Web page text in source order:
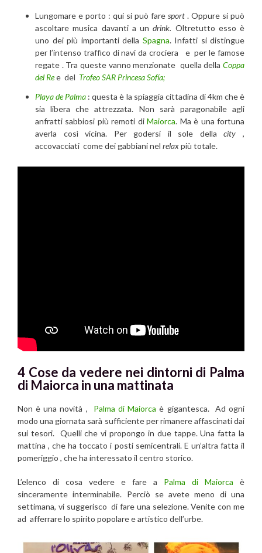
Lungomare e porto : qui si può fare sport . Oppure si può
ascoltare musica davanti a undrink. Oltretutto esso è
uno dei più importanti della Spagna. Infatti si distingue
per l’intenso traffico di navi da crociera e per le famose
regate . Tra queste vanno menzionate quella della Coppa
del Ree del Trofeo SAR Princesa Sofía;
Playa de Palma : questa è la spiaggia cittadina di 4km che è
sia libera che attrezzata. Non sarà paragonabile agli
anfratti sabbiosi più remoti diMaiorca. Ma è una fortuna
averla così vicina. Per godersi il sole dellacity,
accovacciati come dei gabbiani nel relaxpiù totale.
4 Cose da vedere nei dintorni di Palma
di Maiorca in una mattinata
Non è una novità , Palma di Maiorca è gigantesca. Ad ogni
modo una giornata sarà sufficiente per rimanere affascinati dai
sui tesori. Quelli che vi propongo in due tappe. Una fatta la
mattina , che ha toccato i posti semicentrali. E un’altra fatta il
pomeriggio , che ha interessato il centro storico.
L’elenco di cosa vedere e fare a Palma di Maiorca è
sinceramente interminabile. Perciò se avete meno di una
settimana, vi suggerisco di fare una selezione. Venite con me
ad afferrare lo spirito popolare e artistico dell’urbe.